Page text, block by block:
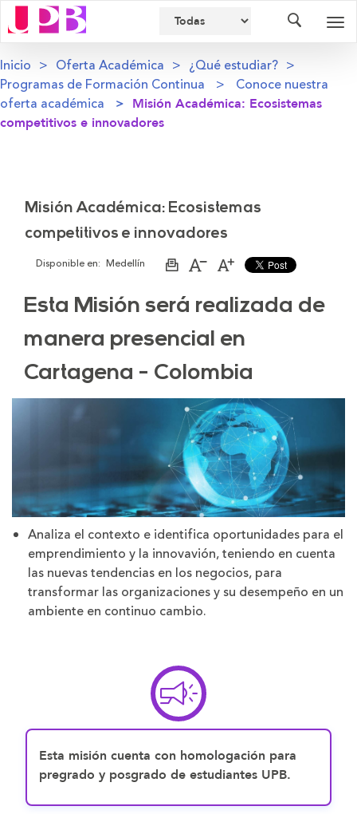
Inicio Oferta Académica
¿Qué estudiar?
Programas de Formación Continua
Conoce nuestra
oferta académica
Misión Académica: Ecosistemas
competitivos e innovadores
Misión Académica: Ecosistemas
competitivos e innovadores
Disponible en: Medellín
ImprimirAumentar
de
la
letra
Disminuir
de
la
Esta Misión será realizada de
manera presencial en
Cartagena - Colombia
Analiza el contexto e identifica oportunidades para el
emprendimiento y la innovavión, teniendo en cuenta
las nuevas tendencias en los negocios, para
transformar las organizaciones y su desempeño en un
ambiente en continuo cambio.
Esta misión cuenta con homologación para
pregrado y posgrado de estudiantes UPB.